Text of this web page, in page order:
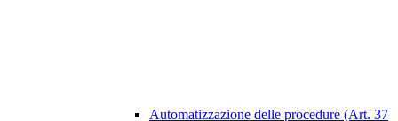
Automatizzazione delle procedure (Art. 37